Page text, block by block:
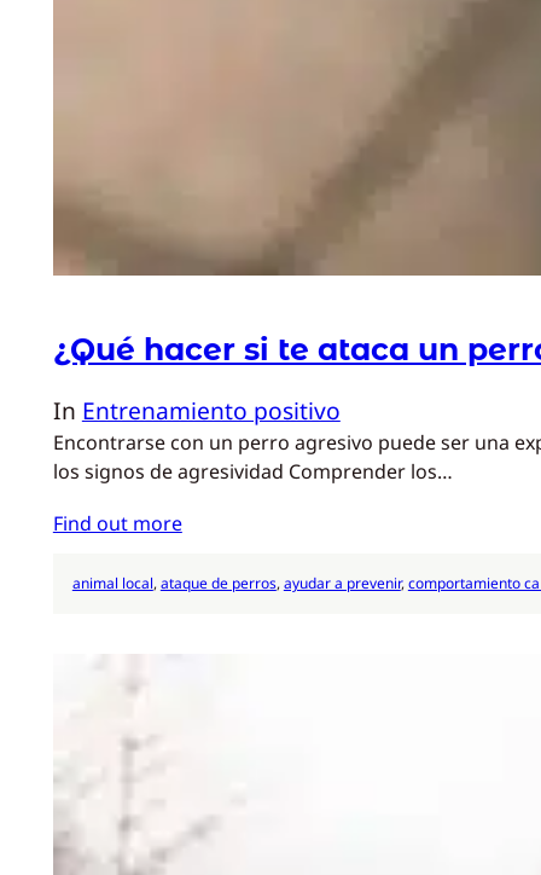
¿Qué hacer si te ataca un
In Entrenamiento positivo
Encontrarse con un perro agresivo puede ser una
los signos de agresividad Comprender los…
Find out more
animal local, ataque de perros, ayudar a prevenir, comportamiento